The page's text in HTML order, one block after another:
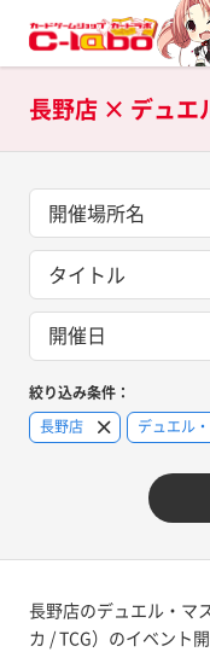
開催場所名
タイトル
絞り込み条件：
長野店
デュエル
長野店のデュエル・マ
カ / TCG）のイベント